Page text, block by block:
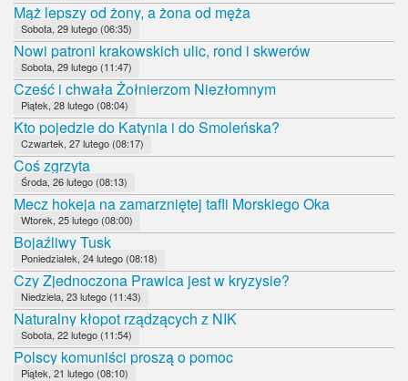
Mąż lepszy od żony, a żona od męża
Sobota, 29 lutego (06:35)
Nowi patroni krakowskich ulic, rond i skwerów
Sobota, 29 lutego (11:47)
Cześć i chwała Żołnierzom Niezłomnym
Piątek, 28 lutego (08:04)
Kto pojedzie do Katynia i do Smoleńska?
Czwartek, 27 lutego (08:17)
Coś zgrzyta
Środa, 26 lutego (08:13)
Mecz hokeja na zamarzniętej tafli Morskiego Oka
Wtorek, 25 lutego (08:00)
Bojaźliwy Tusk
Poniedziałek, 24 lutego (08:18)
Czy Zjednoczona Prawica jest w kryzysie?
Niedziela, 23 lutego (11:43)
Naturalny kłopot rządzących z NIK
Sobota, 22 lutego (11:54)
Polscy komuniści proszą o pomoc
Piątek, 21 lutego (08:10)